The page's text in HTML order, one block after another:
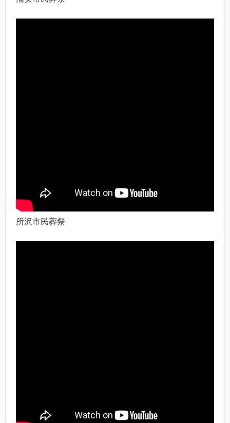
所沢市民葬祭